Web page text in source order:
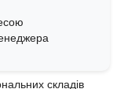
складів